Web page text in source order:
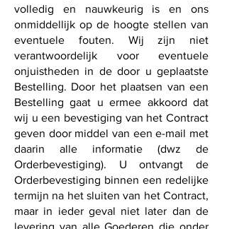
volledig en nauwkeurig is en ons
onmiddellijk op de hoogte stellen van
eventuele fouten. Wij zijn niet
verantwoordelijk voor eventuele
onjuistheden in de door u geplaatste
Bestelling. Door het plaatsen van een
Bestelling gaat u ermee akkoord dat
wij u een bevestiging van het Contract
geven door middel van een e-mail met
daarin alle informatie (dwz de
Orderbevestiging). U ontvangt de
Orderbevestiging binnen een redelijke
termijn na het sluiten van het Contract,
maar in ieder geval niet later dan de
levering van alle Goederen die onder